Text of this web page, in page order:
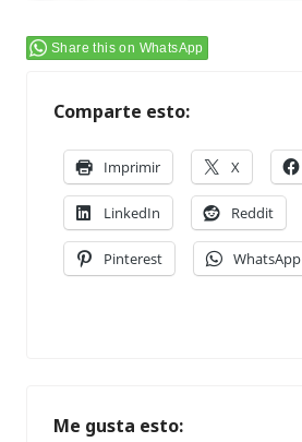
Share this on WhatsApp
Comparte esto:
Imprimir X
LinkedIn Reddit
Pinterest WhatsApp
Me gusta esto: